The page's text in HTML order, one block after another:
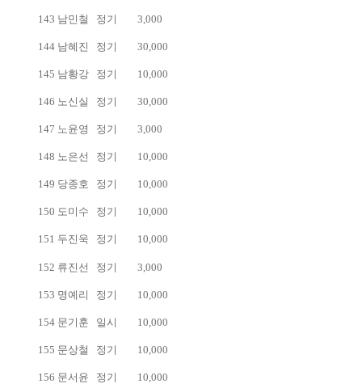
143 남민철 정기 3,000
144 남혜진 정기 30,000
145 남황강 정기 10,000
146 노신실 정기 30,000
147 노윤영 정기 3,000
148 노은선 정기 10,000
149 당종호 정기 10,000
150 도미수 정기 10,000
151 두진욱 정기 10,000
152 류진선 정기 3,000
153 명예리 정기 10,000
154 문기훈 일시 10,000
155 문상철 정기 10,000
156 문서윤 정기 10,000